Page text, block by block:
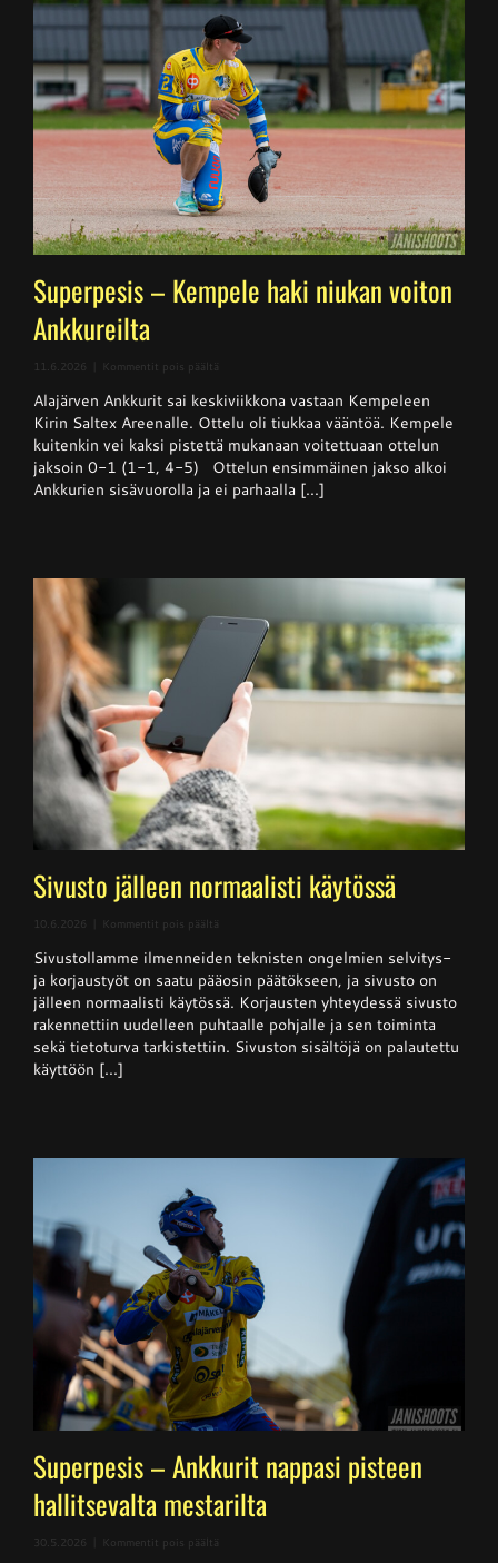
Superpesis – Kempele haki niukan voiton
Ankkureilta
11.6.2026 Kommentit pois päältä
–
Kempele
haki
niukan
voiton
Ankkureilta
Alajärven Ankkurit sai keskiviikkona vastaan Kempeleen
Kirin Saltex Areenalle. Ottelu oli tiukkaa vääntöä. Kempele
kuitenkin vei kaksi pistettä mukanaan voitettuaan ottelun
jaksoin 0-1 (1-1, 4-5) Ottelun ensimmäinen jakso alkoi
Ankkurien sisävuorolla ja ei parhaalla [...]
Sivusto jälleen normaalisti käytössä
10.6.2026 Kommentit pois päältä
jälleen
normaalisti
käytössä
Sivustollamme ilmenneiden teknisten ongelmien selvitys-
ja korjaustyöt on saatu pääosin päätökseen, ja sivusto on
jälleen normaalisti käytössä. Korjausten yhteydessä sivusto
rakennettiin uudelleen puhtaalle pohjalle ja sen toiminta
sekä tietoturva tarkistettiin. Sivuston sisältöjä on palautettu
käyttöön [...]
Superpesis – Ankkurit nappasi pisteen
hallitsevalta mestarilta
30.5.2026 Kommentit pois päältä